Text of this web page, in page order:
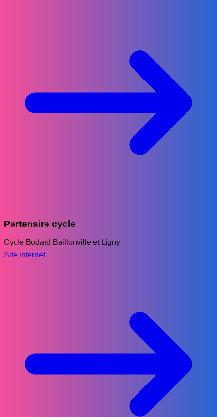
Partenaire cycle
Cycle Bodard Baillonville et Ligny
Site internet